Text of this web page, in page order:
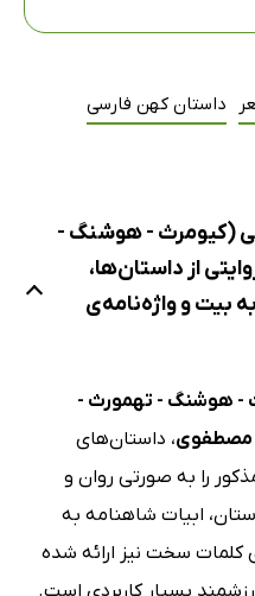
داستان کهن فارسی
(کیومرث - هوشنگ -
از داستان‌ها،
بیت و واژه‌نامه‌ی
- هوشنگ - تهمورث -
مصطفوی، داستان‌های
را به صورتی روان و
ابیات شاهنامه به
سخت نیز ارائه شده
بسیار کاربردی است.